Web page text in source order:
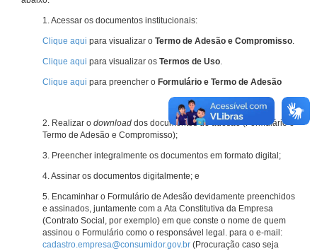
1. Acessar os documentos institucionais:
Clique aqui para visualizar o Termo de Adesão e Compromisso.
Clique aqui para visualizar os Termos de Uso.
Clique aqui para preencher o Formulário e Termo de Adesão
2. Realizar o download dos documentos de adesão (Formulário e
Termo de Adesão e Compromisso);
3. Preencher integralmente os documentos em formato digital;
4. Assinar os documentos digitalmente; e
5. Encaminhar o Formulário de Adesão devidamente preenchidos
e assinados, juntamente com a Ata Constitutiva da Empresa
(Contrato Social, por exemplo) em que conste o nome de quem
assinou o Formulário como o responsável legal. para o e-mail:
cadastro.empresa@consumidor.gov.br (Procuração caso seja